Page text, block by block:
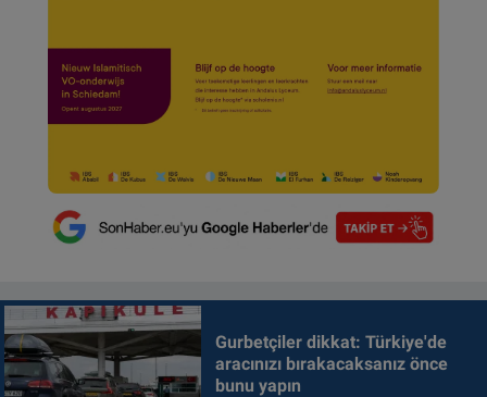
Gurbetçiler dikkat: Türkiye'de
aracınızı bırakacaksanız önce
bunu yapın